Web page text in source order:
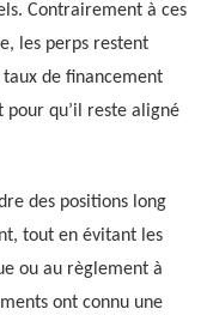
Contrairement à ces
les perps restent
de financement
qu’il reste aligné
des positions long
tout en évitant les
ou au règlement à
ont connu une